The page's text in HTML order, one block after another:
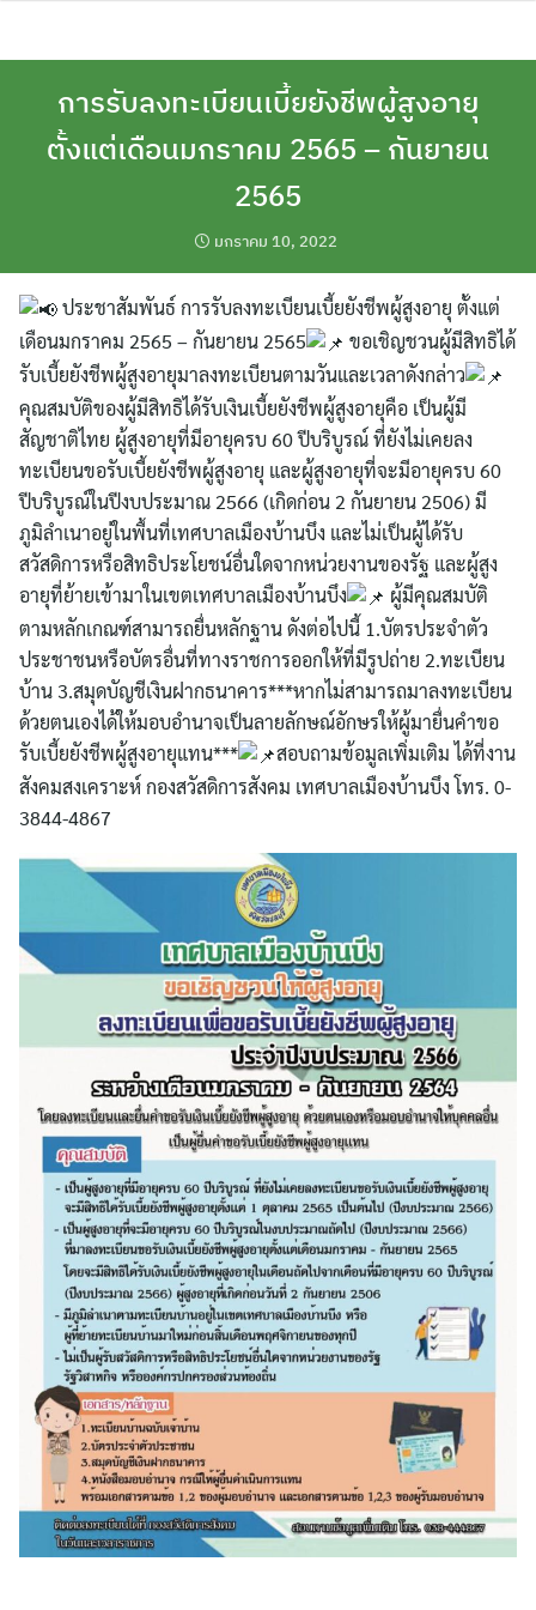
สำหรับ:
การรับลงทะเบียนเบี้ยยังชีพผู้สูงอายุ
ตั้งแต่เดือนมกราคม 2565 – กันยายน
2565
มกราคม 10, 2022
ประชาสัมพันธ์ การรับลงทะเบียนเบี้ยยังชีพผู้สูงอายุ ตั้งแต่
เดือนมกราคม 2565 – กันยายน 2565
ขอเชิญชวนผู้มีสิทธิได้
รับเบี้ยยังชีพผู้สูงอายุมาลงทะเบียนตามวันและเวลาดังกล่าว
คุณสมบัติของผู้มีสิทธิได้รับเงินเบี้ยยังชีพผู้สูงอายุคือ เป็นผู้มี
สัญชาติไทย ผู้สูงอายุที่มีอายุครบ 60 ปีบริบูรณ์ ที่ยังไม่เคยลง
ทะเบียนขอรับเบี้ยยังชีพผู้สูงอายุ และผู้สูงอายุที่จะมีอายุครบ 60
ปีบริบูรณ์ในปีงบประมาณ 2566 (เกิดก่อน 2 กันยายน 2506) มี
ภูมิลำเนาอยู่ในพื้นที่เทศบาลเมืองบ้านบึง และไม่เป็นผู้ได้รับ
สวัสดิการหรือสิทธิประโยชน์อื่นใดจากหน่วยงานของรัฐ และผู้สูง
อายุที่ย้ายเข้ามาในเขตเทศบาลเมืองบ้านบึง
ผู้มีคุณสมบัติ
ตามหลักเกณฑ์สามารถยื่นหลักฐาน ดังต่อไปนี้ 1.บัตรประจำตัว
ประชาชนหรือบัตรอื่นที่ทางราชการออกให้ที่มีรูปถ่าย 2.ทะเบียน
บ้าน 3.สมุดบัญชีเงินฝากธนาคาร***หากไม่สามารถมาลงทะเบียน
ด้วยตนเองได้ให้มอบอำนาจเป็นลายลักษณ์อักษรให้ผู้มายื่นคำขอ
รับเบี้ยยังชีพผู้สูงอายุแทน***
สอบถามข้อมูลเพิ่มเติม ได้ที่งาน
สังคมสงเคราะห์ กองสวัสดิการสังคม เทศบาลเมืองบ้านบึง โทร. 0-
3844-4867